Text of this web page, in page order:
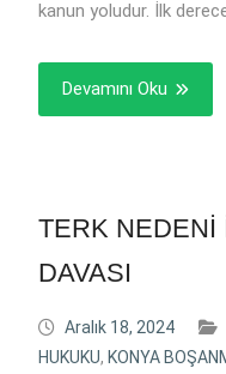
kanun yoludur. İlk
Devamını Oku
TERK NEDENİ
DAVASI
Aralık 18, 2024
HUKUKU, KONYA